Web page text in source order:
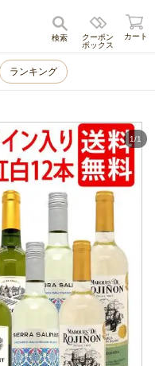
キャンセル
クーポン
ボックス
検索 カート
ランキング
1/1